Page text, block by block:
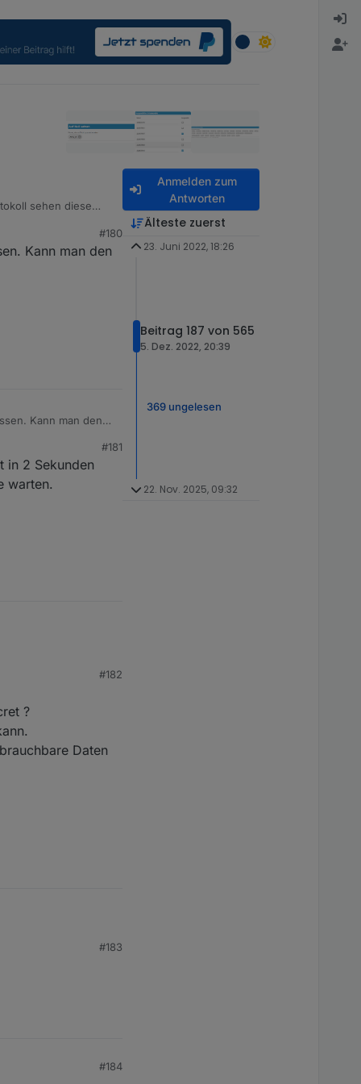
sehen diese
#180
Kann man den
Kann man den
#181
in 2 Sekunden
warten.
#182
?
Daten
#183
#184
Anmelden zum
Antworten
Älteste zuerst
23. Juni 2022, 18:26
Beitrag 187 von 565
5. Dez. 2022, 20:39
369 ungelesen
22. Nov. 2025, 09:32